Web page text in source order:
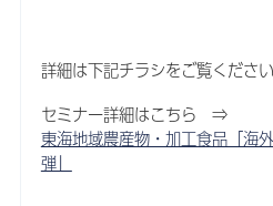
詳細は下記チラシをご覧ください
セミナー詳細はこちら ⇒
東海地域農産物・加工食品「海
弾」